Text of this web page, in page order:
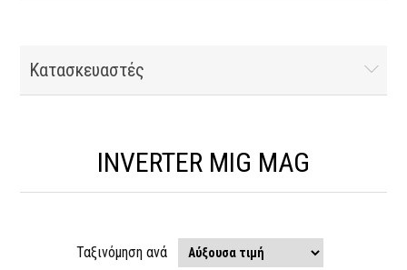
Κατασκευαστές
INVERTER MIG MAG
Ταξινόμηση ανά